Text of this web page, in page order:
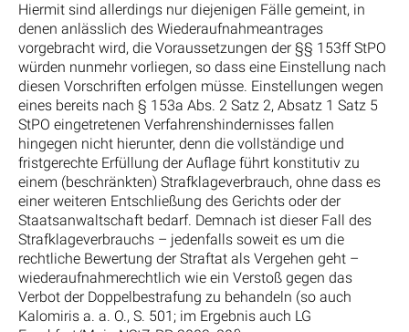
Hiermit sind allerdings nur diejenigen Fälle gemeint, in
denen anlässlich des Wiederaufnahmeantrages
vorgebracht wird, die Voraussetzungen der §§ 153ff StPO
würden nunmehr vorliegen, so dass eine Einstellung nach
diesen Vorschriften erfolgen müsse. Einstellungen wegen
eines bereits nach § 153a Abs. 2 Satz 2, Absatz 1 Satz 5
StPO eingetretenen Verfahrenshindernisses fallen
hingegen nicht hierunter, denn die vollständige und
fristgerechte Erfüllung der Auflage führt konstitutiv zu
einem (beschränkten) Strafklageverbrauch, ohne dass es
einer weiteren Entschließung des Gerichts oder der
Staatsanwaltschaft bedarf. Demnach ist dieser Fall des
Strafklageverbrauchs – jedenfalls soweit es um die
rechtliche Bewertung der Straftat als Vergehen geht –
wiederaufnahmerechtlich wie ein Verstoß gegen das
Verbot der Doppelbestrafung zu behandeln (so auch
Kalomiris a. a. O., S. 501; im Ergebnis auch LG